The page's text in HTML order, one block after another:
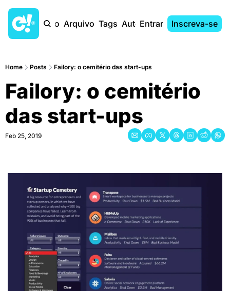
Início Arquivo Tags AutoresEntrar Inscreva-se
Home Posts Failory: o cemitério das start-ups
Failory: o cemitério
das start-ups
Feb 25, 2019